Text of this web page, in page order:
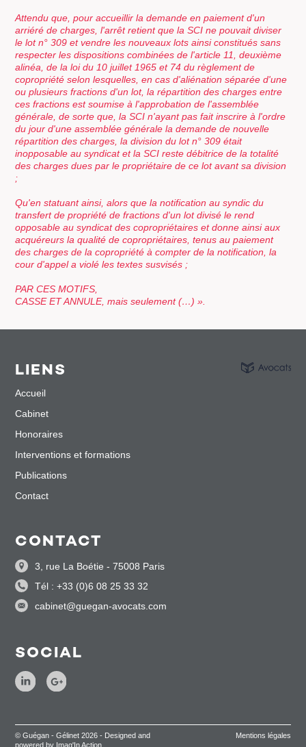
Attendu que, pour accueillir la demande en paiement d'un
arriéré de charges, l'arrêt retient que la SCI ne pouvait diviser
le lot n° 309 et vendre les nouveaux lots ainsi constitués sans
respecter les dispositions combinées de l'article 11, deuxième
alinéa, de la loi du 10 juillet 1965 et 74 du règlement de
copropriété selon lesquelles, en cas d'aliénation séparée d'une
ou plusieurs fractions d'un lot, la répartition des charges entre
ces fractions est soumise à l'approbation de l'assemblée
générale, de sorte que, la SCI n'ayant pas fait inscrire à l'ordre
du jour d'une assemblée générale la demande de nouvelle
répartition des charges, la division du lot n° 309 était
inopposable au syndicat et la SCI reste débitrice de la totalité
des charges dues par le propriétaire de ce lot avant sa division
;
Qu'en statuant ainsi, alors que la notification au syndic du
transfert de propriété de fractions d'un lot divisé le rend
opposable au syndicat des copropriétaires et donne ainsi aux
acquéreurs la qualité de copropriétaires, tenus au paiement
des charges de la copropriété à compter de la notification, la
cour d'appel a violé les textes susvisés ;
PAR CES MOTIFS,
CASSE ET ANNULE, mais seulement (…) ».
LIENS
Accueil
Cabinet
Honoraires
Interventions et formations
Publications
Contact
CONTACT
3, rue La Boétie - 75008 Paris
Tél : +33 (0)6 08 25 33 32
cabinet@guegan-avocats.com
SOCIAL
© Guégan - Gélinet 2026 - Designed and
powered by Imag'In Action
Mentions légales